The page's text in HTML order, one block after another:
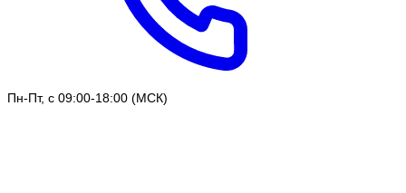
Пн-Пт, с 09:00-18:00 (МСК)